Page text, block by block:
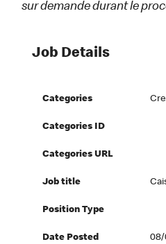
sur demande durant le
Job Details
Categories
Categories ID
Categories URL
Job title
Position Type
Date Posted 08/